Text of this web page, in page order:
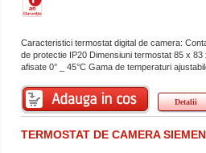
Caracteristici termostat digital de camera:
de protectie IP20 Dimensiuni termostat 85 x
afisate 0° _ 45°C Gama de temperaturi
Detalii
TERMOSTAT DE CAMERA